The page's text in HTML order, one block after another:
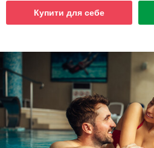
Купити для себе